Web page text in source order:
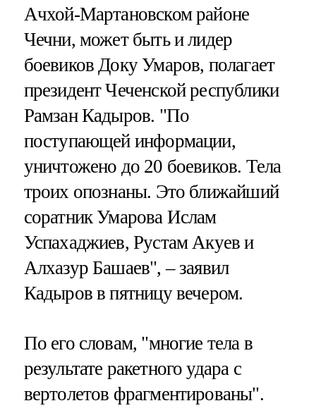
Ачхой-Мартановском районе
Чечни, может быть и лидер
боевиков Доку Умаров, полагает
президент Чеченской республики
Рамзан Кадыров. "По
поступающей информации,
уничтожено до 20 боевиков. Тела
троих опознаны. Это ближайший
соратник Умарова Ислам
Успахаджиев, Рустам Акуев и
Алхазур Башаев", – заявил
Кадыров в пятницу вечером.
По его словам, "многие тела в
результате ракетного удара с
вертолетов фрагментированы".